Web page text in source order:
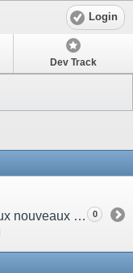
Login
Dev Track
Bienvenue sur le forum : Aide aux nouveaux joueurs !
0